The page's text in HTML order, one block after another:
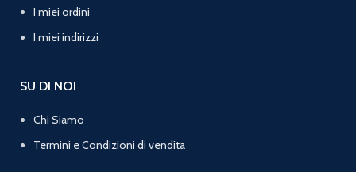
I miei ordini
I miei indirizzi
SU DI NOI
Chi Siamo
Termini e Condizioni di vendita